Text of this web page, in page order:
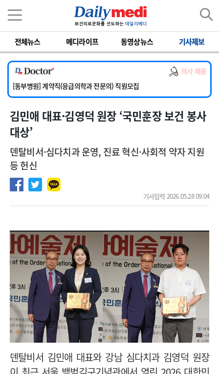
전체뉴스 메디라이프 동영상뉴스 기사제보
의사 채용
[서울아산병원] 2026년 하반기 인턴 모집
[영남대학교의료원] 마취통증의학과 임기제 임상의사 채용
[충남대학교병원] 소아청소년과(소아응급전담) 계약직 의사 공개채용
[동부병원] 계약직(응급의학과 전문의) 직원모집
[이대목동병원] 하반기 전공의(레지던트1년차) 모집
[서울아산병원] 2026년 하반기 인턴 모집
[영남대학교의료원] 마취통증의학과 임기제 임상의사 채용
김민애 대표·김영덕 원장 ‘국민훈장 보건 봉사
대상’
덴탈비서·심다치과 운영, 진료 혁신·사회적 약자 지원
등 헌신
기사입력 2026.05.28 09:04
덴탈비서 김민애 대표와 강남 심다치과 김영덕 원장